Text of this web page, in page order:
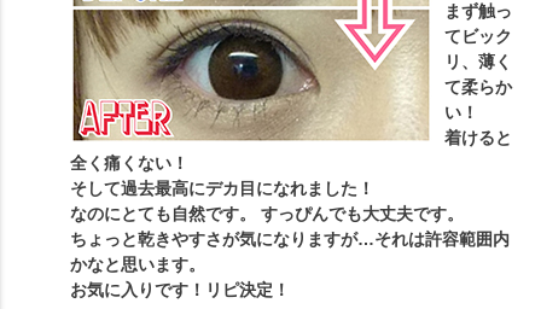
まず触っ
てビック
リ、薄く
て柔らか
い！
着けると
全く痛くない！
そして過去最高にデカ目になれました！
なのにとても自然です。 すっぴんでも大丈夫です。
ちょっと乾きやすさが気になりますが…それは許容範囲内
かなと思います。
お気に入りです！リピ決定！